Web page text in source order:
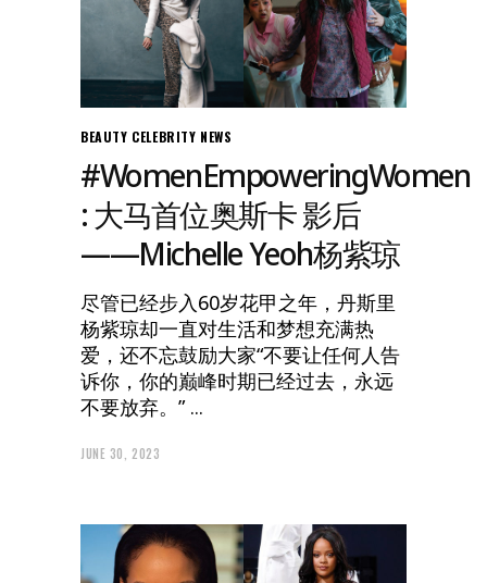
BEAUTY CELEBRITY NEWS
#WomenEmpoweringWomen
: 大马首位奥斯卡 影后
——Michelle Yeoh杨紫琼
尽管已经步入60岁花甲之年，丹斯里
杨紫琼却一直对生活和梦想充满热
爱，还不忘鼓励大家“不要让任何人告
诉你，你的巅峰时期已经过去，永远
不要放弃。”
JUNE 30, 2023